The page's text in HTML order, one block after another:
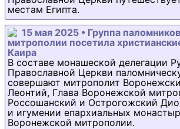
местам Египта.
15 мая 2025 • Группа
митрополии посетила
Каира
В составе монашеской делегации
Православной Церкви
совершают митрополит
Леонтий, Глава Воронежской
Россошанский и Острогожский
и игумении епархиальных
Воронежской митрополии.